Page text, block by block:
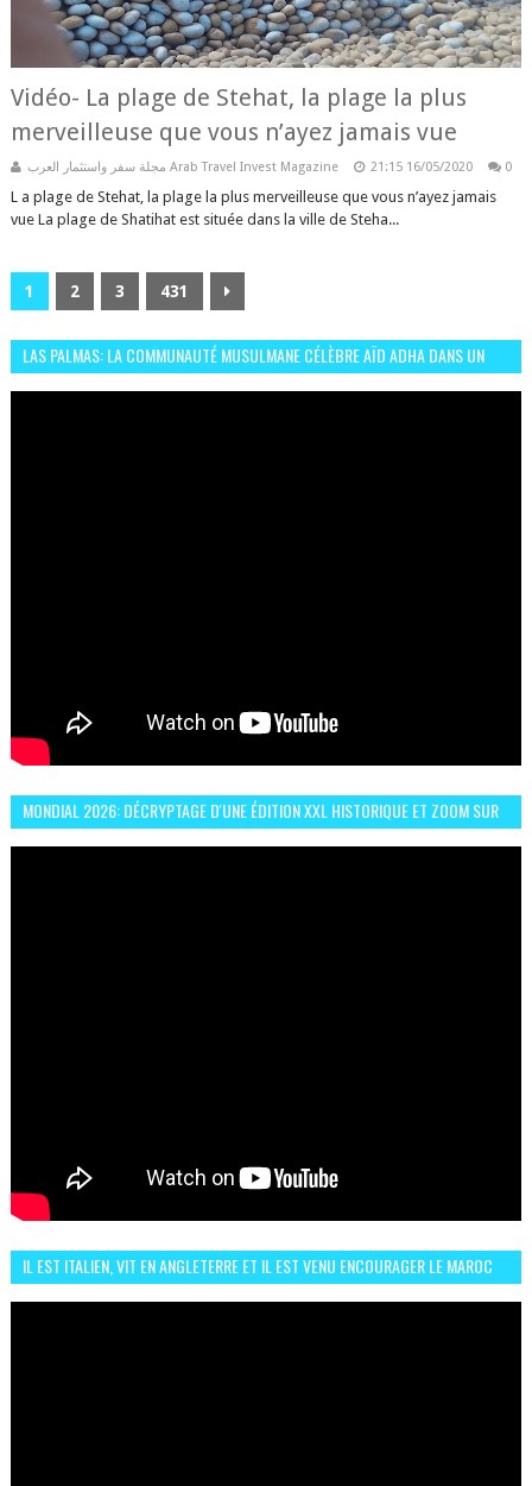
Vidéo- La plage de Stehat, la plage la plus
merveilleuse que vous n’ayez jamais vue
مجلة سفر واستثمار العرب Arab Travel Invest Magazine 21:15 16/05/2020 0
L a plage de Stehat, la plage la plus merveilleuse que vous n’ayez jamais
vue La plage de Shatihat est située dans la ville de Steha...
1 2 3 431
LAS PALMAS: LA COMMUNAUTÉ MUSULMANE CÉLÈBRE AÏD ADHA DANS UN
MONDIAL 2026: DÉCRYPTAGE D'UNE ÉDITION XXL HISTORIQUE ET ZOOM SUR
IL EST ITALIEN, VIT EN ANGLETERRE ET IL EST VENU ENCOURAGER LE MAROC